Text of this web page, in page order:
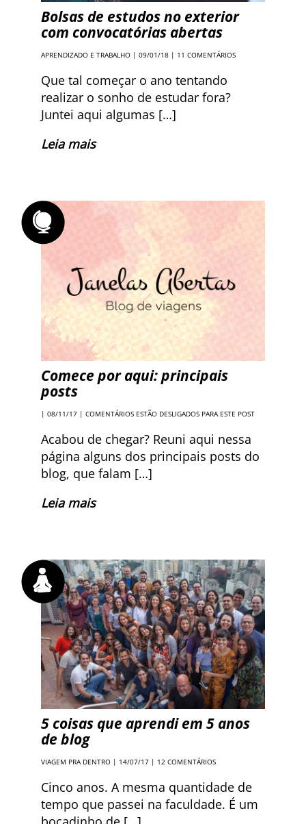
Bolsas de estudos no exterior
com convocatórias abertas
APRENDIZADO E TRABALHO | 09/01/18 | 11 COMENTÁRIOS
Que tal começar o ano tentando
realizar o sonho de estudar fora?
Juntei aqui algumas […]
Leia mais
Comece por aqui: principais
posts
| 08/11/17 | COMENTÁRIOS ESTÃO DESLIGADOS PARA ESTE POST
Acabou de chegar? Reuni aqui nessa
página alguns dos principais posts do
blog, que falam […]
Leia mais
5 coisas que aprendi em 5 anos
de blog
VIAGEM PRA DENTRO | 14/07/17 | 12 COMENTÁRIOS
Cinco anos. A mesma quantidade de
tempo que passei na faculdade. É um